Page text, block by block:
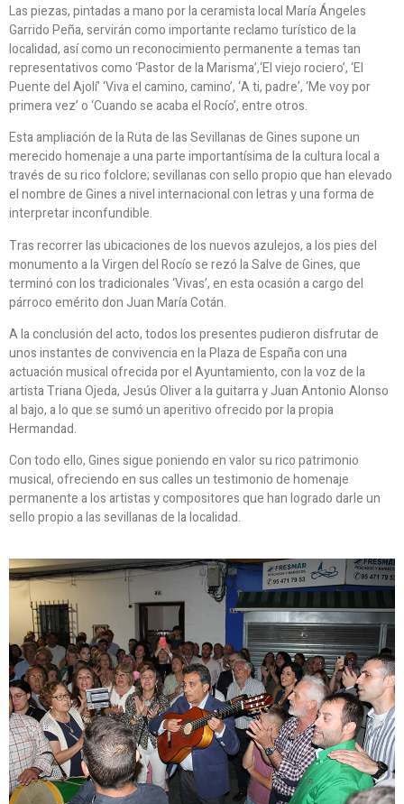
Las piezas, pintadas a mano por la ceramista local María Ángeles
Garrido Peña, servirán como importante reclamo turístico de la
localidad, así como un reconocimiento permanente a temas tan
representativos como ‘Pastor de la Marisma’,‘El viejo rociero’, ‘El
Puente del Ajolí’ ‘Viva el camino, camino’, ‘A ti, padre’, ‘Me voy por
primera vez’ o ‘Cuando se acaba el Rocío’, entre otros.
Esta ampliación de la Ruta de las Sevillanas de Gines supone un
merecido homenaje a una parte importantísima de la cultura local a
través de su rico folclore; sevillanas con sello propio que han elevado
el nombre de Gines a nivel internacional con letras y una forma de
interpretar inconfundible.
Tras recorrer las ubicaciones de los nuevos azulejos, a los pies del
monumento a la Virgen del Rocío se rezó la Salve de Gines, que
terminó con los tradicionales ‘Vivas’, en esta ocasión a cargo del
párroco emérito don Juan María Cotán.
A la conclusión del acto, todos los presentes pudieron disfrutar de
unos instantes de convivencia en la Plaza de España con una
actuación musical ofrecida por el Ayuntamiento, con la voz de la
artista Triana Ojeda, Jesús Oliver a la guitarra y Juan Antonio Alonso
al bajo, a lo que se sumó un aperitivo ofrecido por la propia
Hermandad.
Con todo ello, Gines sigue poniendo en valor su rico patrimonio
musical, ofreciendo en sus calles un testimonio de homenaje
permanente a los artistas y compositores que han logrado darle un
sello propio a las sevillanas de la localidad.